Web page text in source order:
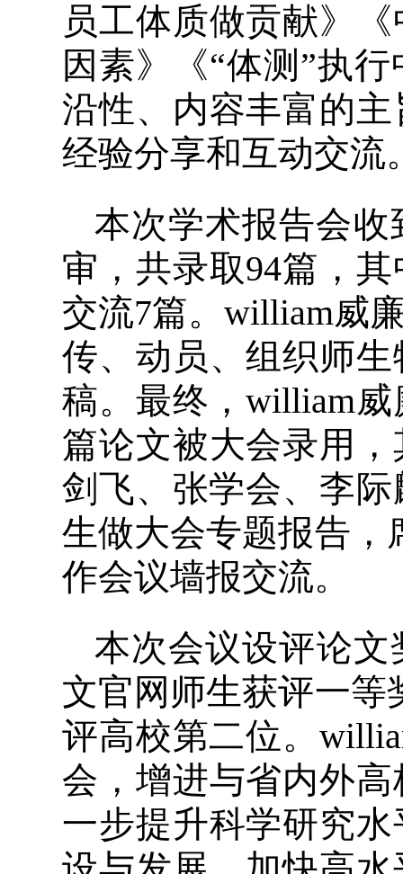
员工体质做贡献》
因素》《“体测”执
沿性、内容丰富的
经验分享和互动交流
本次学术报告会
审，共录取94篇，
交流7篇。william威
传、动员、组织师
稿。最终，william
篇论文被大会录用
剑飞、张学会、李
生做大会专题报告，
作会议墙报交流。
本次会议设评论
文官网师生获评一等
评高校第二位。
会，增进与省内外
一步提升科学研究